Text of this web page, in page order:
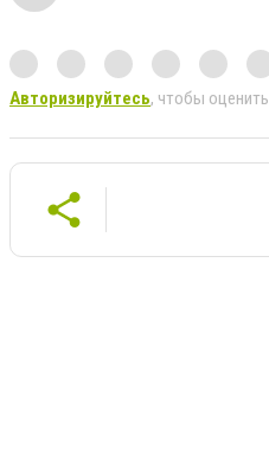
Авторизируйтесь, чтобы оценить